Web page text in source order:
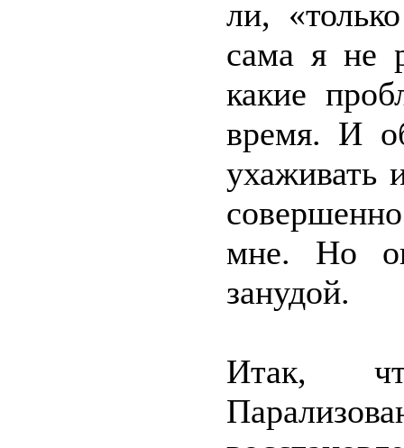
ли,
сама я не
какие
время. И
ухаживать
мне. Но
занудой.
Итак,